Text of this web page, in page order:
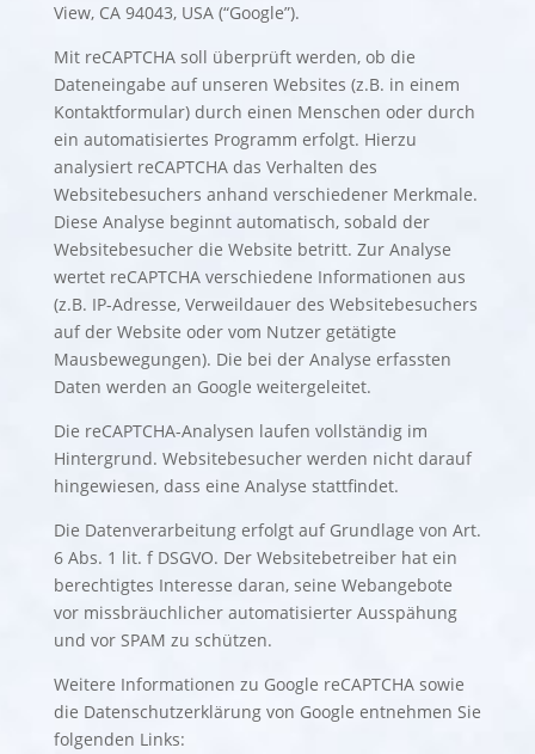
View, CA 94043, USA (“Google”).
Mit reCAPTCHA soll überprüft werden, ob die
Dateneingabe auf unseren Websites (z.B. in einem
Kontaktformular) durch einen Menschen oder durch
ein automatisiertes Programm erfolgt. Hierzu
analysiert reCAPTCHA das Verhalten des
Websitebesuchers anhand verschiedener Merkmale.
Diese Analyse beginnt automatisch, sobald der
Websitebesucher die Website betritt. Zur Analyse
wertet reCAPTCHA verschiedene Informationen aus
(z.B. IP-Adresse, Verweildauer des Websitebesuchers
auf der Website oder vom Nutzer getätigte
Mausbewegungen). Die bei der Analyse erfassten
Daten werden an Google weitergeleitet.
Die reCAPTCHA-Analysen laufen vollständig im
Hintergrund. Websitebesucher werden nicht darauf
hingewiesen, dass eine Analyse stattfindet.
Die Datenverarbeitung erfolgt auf Grundlage von Art.
6 Abs. 1 lit. f DSGVO. Der Websitebetreiber hat ein
berechtigtes Interesse daran, seine Webangebote
vor missbräuchlicher automatisierter Ausspähung
und vor SPAM zu schützen.
Weitere Informationen zu Google reCAPTCHA sowie
die Datenschutzerklärung von Google entnehmen Sie
folgenden Links: